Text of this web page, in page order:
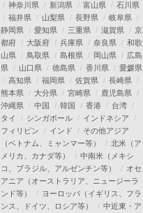
神奈川県
新潟県 富山県
石川県
福井県
山梨県 長野県
岐阜県
静岡県
愛知県 三重県 滋賀県
京
都府
大阪府 兵庫県 奈良県
和歌
山県
鳥取県 島根県 岡山県
広島
県
山口県 徳島県 香川県
愛媛県
高知県
福岡県 佐賀県
長崎県
熊本県
大分県 宮崎県
鹿児島県
沖縄県
中国 韓国 香港
台湾
タイ
シンガポール
インドネシア
フィリピン
インド
その他アジア
（ベトナム、ミャンマー等）
北米（ア
メリカ、カナダ等）
中南米（メキシ
コ、ブラジル、アルゼンチン等）
オセ
アニア（オーストラリア、ニュージーラ
ンド等）
ヨーロッパ（イギリス、フラ
ンス、ドイツ、ロシア等）
中近東・ア